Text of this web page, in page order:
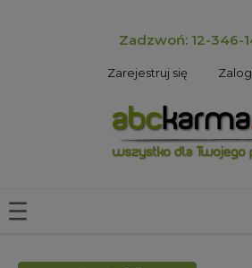
Zadzwoń: 12-346-
Zarejestruj się